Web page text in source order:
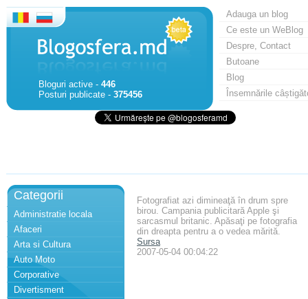
Bloguri active - 446
Posturi publicate - 375456
Adauga un blog
Ce este un WeBlog
Despre, Contact
Butoane
Blog
Însemnările
Categorii
Administratie locala
Afaceri
Arta si Cultura
Auto Moto
Corporative
Divertisment
Fotografiat azi dimineaţă în drum spre
birou. Campania publicitară Apple şi
sarcasmul britanic. Apăsaţi pe fotografia
din dreapta pentru a o vedea mărită.
Sursa
2007-05-04 00:04:22